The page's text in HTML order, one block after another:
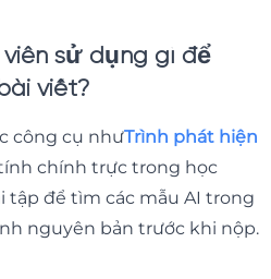
viên sử dụng gì để
viết?
công cụ nhưTrình phát hiện
chính trực trong học
tập để tìm các mẫu AI trong
nguyên bản trước khi nộp.